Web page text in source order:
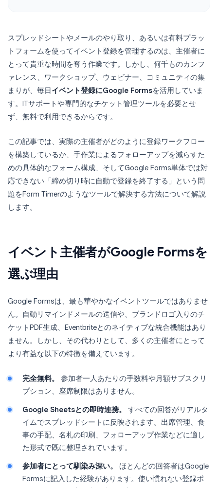
スプレッドシートやメールのやり取り、あるいは有料プラッ
トフォームを使ってイベント登録を管理するのは、主催者に
とって貴重な時間を奪う作業です。しかし、何千ものカンフ
ァレンス、ワークショップ、ウェビナー、コミュニティの集
まりが、毎日 イベント登録にGoogle Formsを活用していま
す。ITサポートや専門的なチケット管理ツールを必要とせ
ず、無料で利用できるからです。
この記事では、実際の主催者がどのように登録ワークフロー
を構築しているか、手作業によるフォローアップを減らすた
めの具体的なフォーム構成、そしてGoogle Forms単体では対
応できない「締め切り時に自動で登録を終了する」という問
題をForm Timerのようなツールで解決する方法について解説
します。
イベント主催者がGoogle Formsを
選ぶ理由
Google Formsは、最も華やかなイベントツールではありませ
ん。自動リマインドメールの送信や、ブランドロゴ入りのチ
ケットPDF生成、Eventbriteとのネイティブな統合機能はあり
ません。しかし、その代わりとして、多くの主催者にとって
より有益な以下の特徴を備えています。
完全無料。
参加者一人あたりの手数料や月額サブスクリ
プション、座席制限はありません。
Google Sheetsとの即時連携。
すべての回答がリアルタ
イムでスプレッドシートに反映されます。出席管理、食
事の手配、名札の印刷、フォローアップ作業などに適し
た形式で既に整理されています。
参加者にとって馴染み深い。
ほとんどの回答者はGoogle
Formsに記入した経験があります。使い慣れない登録ポ